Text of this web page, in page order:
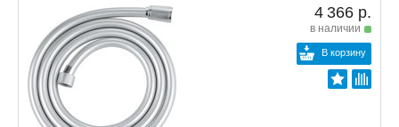
4 366 р.
в наличии
В корзину